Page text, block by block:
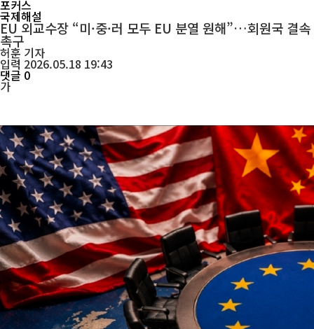
포커스
국제해설
EU 외교수장 “미·중·러 모두 EU 분열 원해”…회원국 결속
촉구
허훈 기자
입력 2026.05.18 19:43
댓글 0
가